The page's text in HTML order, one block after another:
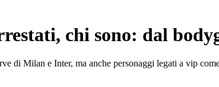
chi sono: dal
di Milan e Inter, ma anche personaggi legati a vip